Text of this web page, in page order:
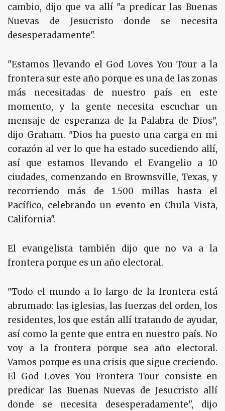
cambio, dijo que va allí "a predicar las Buenas
Nuevas de Jesucristo donde se necesita
desesperadamente".
"Estamos llevando el God Loves You Tour a la
frontera sur este año porque es una de las zonas
más necesitadas de nuestro país en este
momento, y la gente necesita escuchar un
mensaje de esperanza de la Palabra de Dios",
dijo Graham. "Dios ha puesto una carga en mi
corazón al ver lo que ha estado sucediendo allí,
así que estamos llevando el Evangelio a 10
ciudades, comenzando en Brownsville, Texas, y
recorriendo más de 1.500 millas hasta el
Pacífico, celebrando un evento en Chula Vista,
California".
El evangelista también dijo que no va a la
frontera porque es un año electoral.
"Todo el mundo a lo largo de la frontera está
abrumado: las iglesias, las fuerzas del orden, los
residentes, los que están allí tratando de ayudar,
así como la gente que entra en nuestro país. No
voy a la frontera porque sea año electoral.
Vamos porque es una crisis que sigue creciendo.
El God Loves You Frontera Tour consiste en
predicar las Buenas Nuevas de Jesucristo allí
donde se necesita desesperadamente", dijo